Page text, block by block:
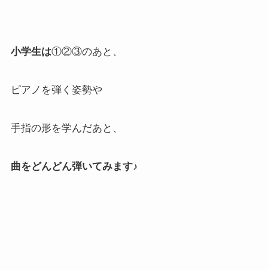
小学生は①②③のあと、
ピアノを弾く姿勢や
手指の形を学んだあと、
曲をどんどん弾いてみます♪